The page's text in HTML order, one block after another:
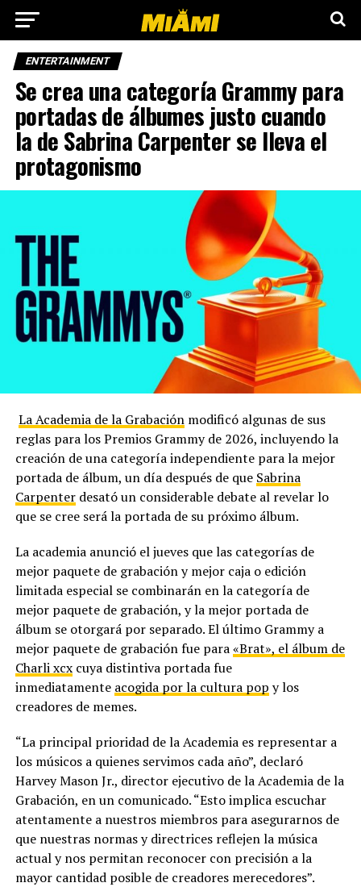
ENTERTAINMENT
Se crea una categoría Grammy para
portadas de álbumes justo cuando
la de Sabrina Carpenter se lleva el
protagonismo
La Academia de la Grabaciónmodificó algunas de sus
reglas para los Premios Grammy de 2026, incluyendo la
creación de una categoría independiente para la mejor
portada de álbum, un día después de que Sabrina
Carpenterdesató un considerable debate al revelar lo
que se cree será la portada de su próximo álbum.
La academia anunció el jueves que las categorías de
mejor paquete de grabación y mejor caja o edición
limitada especial se combinarán en la categoría de
mejor paquete de grabación, y la mejor portada de
álbum se otorgará por separado. El último Grammy a
mejor paquete de grabación fue para«Brat», el álbum de
Charli xcxcuya distintiva portada fue
inmediatamente acogida por la cultura pop y los
creadores de memes.
“La principal prioridad de la Academia es representar a
los músicos a quienes servimos cada año”, declaró
Harvey Mason Jr., director ejecutivo de la Academia de la
Grabación, en un comunicado. “Esto implica escuchar
atentamente a nuestros miembros para asegurarnos de
que nuestras normas y directrices reflejen la música
actual y nos permitan reconocer con precisión a la
mayor cantidad posible de creadores merecedores”.